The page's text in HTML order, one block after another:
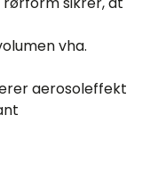
vha.
aerosoleffekt